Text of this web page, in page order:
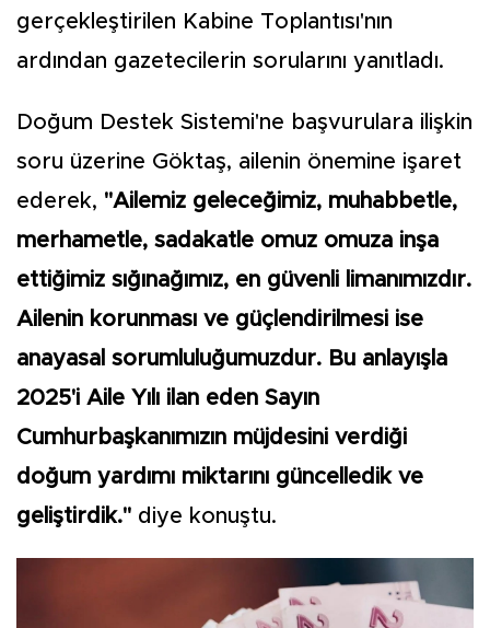
gerçekleştirilen Kabine Toplantısı'nın
ardından gazetecilerin sorularını yanıtladı.
Doğum Destek Sistemi'ne başvurulara ilişkin
soru üzerine Göktaş, ailenin önemine işaret
ederek, "Ailemiz geleceğimiz, muhabbetle,
merhametle, sadakatle omuz omuza inşa
ettiğimiz sığınağımız, en güvenli limanımızdır.
Ailenin korunması ve güçlendirilmesi ise
anayasal sorumluluğumuzdur. Bu anlayışla
2025'i Aile Yılı ilan eden Sayın
Cumhurbaşkanımızın müjdesini verdiği
doğum yardımı miktarını güncelledik ve
geliştirdik." diye konuştu.